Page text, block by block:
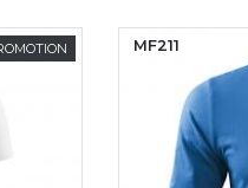
MF211